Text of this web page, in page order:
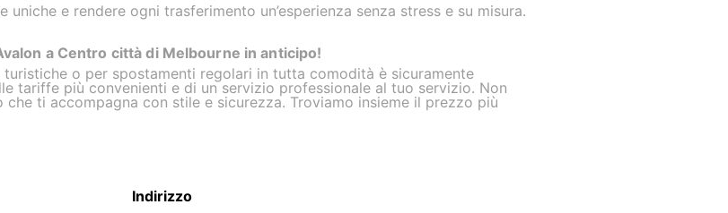
e rendere ogni trasferimento un’esperienza senza stress e su misura.
a Centro città di Melbourne in anticipo!
o per spostamenti regolari in tutta comodità è sicuramente
tariffe più convenienti e di un servizio professionale al tuo servizio. Non
ti accompagna con stile e sicurezza. Troviamo insieme il prezzo più
Indirizzo